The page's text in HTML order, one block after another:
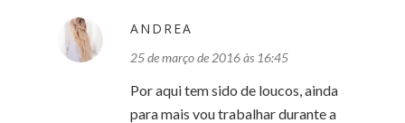
ANDREA
25 de março de 2016 às 16:45
Por aqui tem sido de loucos, ainda
para mais vou trabalhar durante a